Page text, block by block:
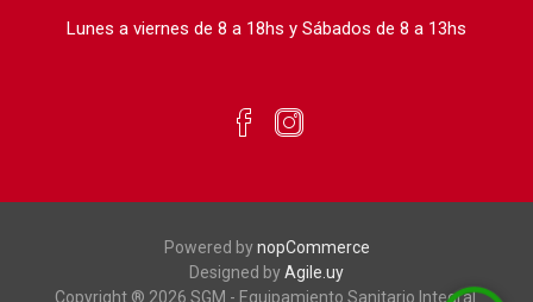
Lunes a viernes de 8 a 18hs y Sábados de 8 a 13hs
Powered bynopCommerce
Designed byAgile.uy
Copyright ® 2026 SGM - Equipamiento Sanitario Integral.